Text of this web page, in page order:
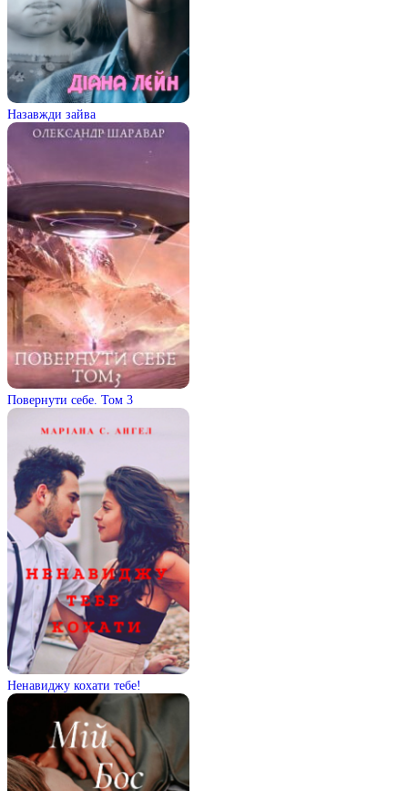
Назавжди зайва
Повернути себе. Том 3
Ненавиджу кохати тебе!